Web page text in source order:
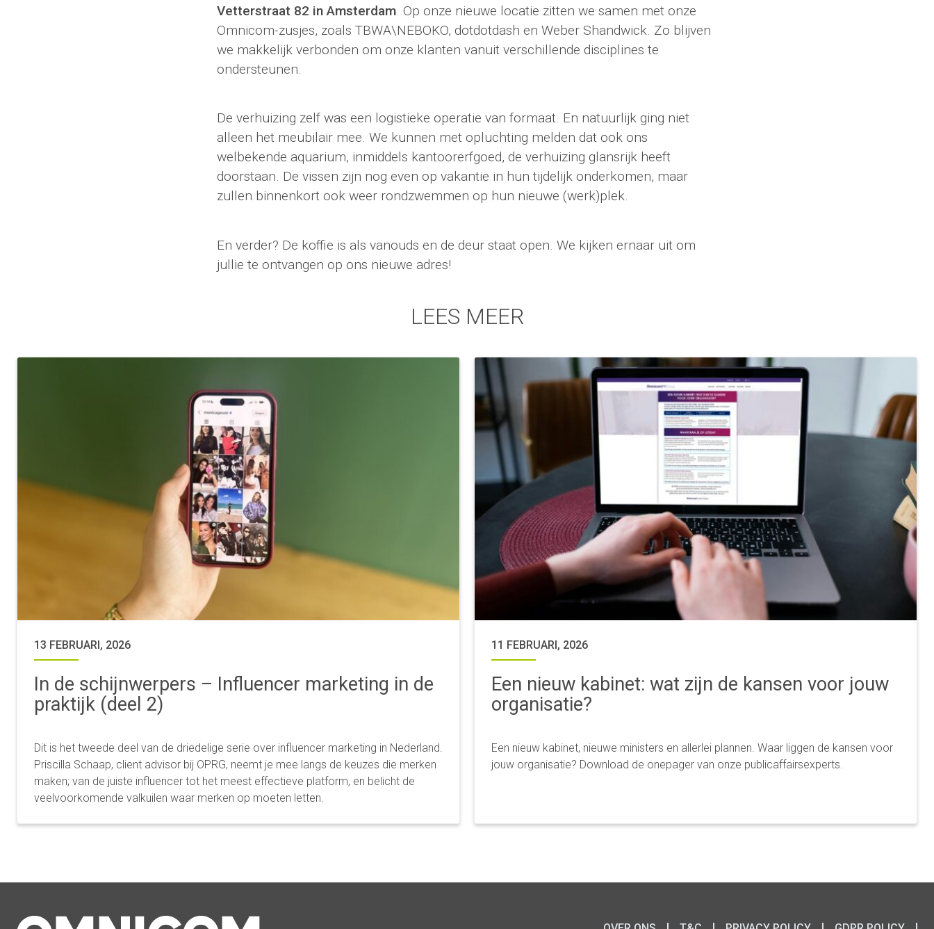
Vetterstraat 82 in Amsterdam. Op onze nieuwe locatie zitten we samen met onze
Omnicom-zusjes, zoals TBWA\NEBOKO, dotdotdash en Weber Shandwick. Zo blijven
we makkelijk verbonden om onze klanten vanuit verschillende disciplines te
ondersteunen.
De verhuizing zelf was een logistieke operatie van formaat. En natuurlijk ging niet
alleen het meubilair mee. We kunnen met opluchting melden dat ook ons
welbekende aquarium, inmiddels kantoorerfgoed, de verhuizing glansrijk heeft
doorstaan. De vissen zijn nog even op vakantie in hun tijdelijk onderkomen, maar
zullen binnenkort ook weer rondzwemmen op hun nieuwe (werk)plek.
En verder? De koffie is als vanouds en de deur staat open. We kijken ernaar uit om
jullie te ontvangen op ons nieuwe adres!
LEES MEER
13 FEBRUARI, 2026
In de schijnwerpers – Influencer marketing in de
praktijk (deel 2)
Dit is het tweede deel van de driedelige serie over influencer marketing in Nederland.
Priscilla Schaap, client advisor bij OPRG, neemt je mee langs de keuzes die merken
maken; van de juiste influencer tot het meest effectieve platform, en belicht de
veelvoorkomende valkuilen waar merken op moeten letten.
11 FEBRUARI, 2026
Een nieuw kabinet: wat zijn de kansen voor jouw
organisatie?
Een nieuw kabinet, nieuwe ministers en allerlei plannen. Waar liggen de kansen voor
jouw organisatie? Download de onepager van onze publicaffairsexperts.